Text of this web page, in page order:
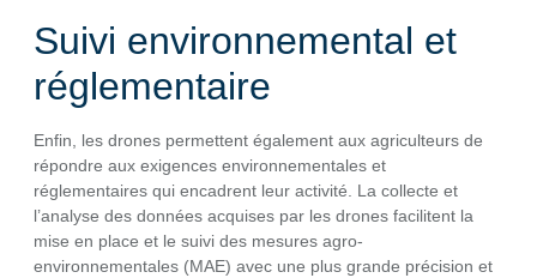
Suivi environnemental et
réglementaire
Enfin, les drones permettent également aux agriculteurs de
répondre aux exigences environnementales et
réglementaires qui encadrent leur activité. La collecte et
l’analyse des données acquises par les drones facilitent la
mise en place et le suivi des mesures agro-
environnementales (MAE) avec une plus grande précision et